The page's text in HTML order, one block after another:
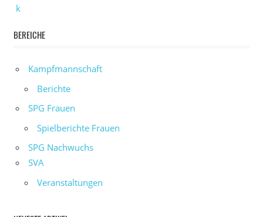
BEREICHE
Kampfmannschaft
Berichte
SPG Frauen
Spielberichte Frauen
SPG Nachwuchs
SVA
Veranstaltungen